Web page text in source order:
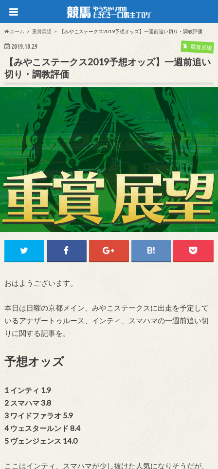
ホーム 重賞展望 【みやこステークス2019予想オッズ】一週前追い切り・調教評価
2019.10.29 重賞展望
【みやこステークス2019予想オッズ】一週前追い
切り・調教評価
おはようございます。
本日は日曜の京都メイン、みやこステークスに出走を予定して
いるアナザートゥルース、インティ、スマハマの一週前追い切
りに関する記事を。
予想オッズ
1 インティ 1.9
2 スマハマ 3.8
3 ワイドファラオ 5.9
4 ウェスタールンド 8.4
5 ヴェンジェンス 14.0
ここはインティ、スマハマが少し抜けた人気になりそうだが、